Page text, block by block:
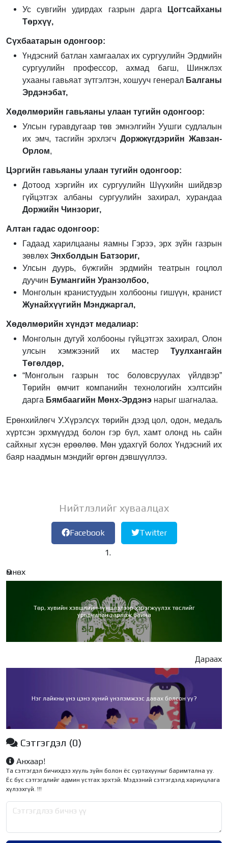
Ус сувгийн удирдах газрын дарга
Цогтсайханы
Төрхүү,
Сүхбаатарын одонгоор:
Үндэсний батлан хамгаалах их сургуулийн Эрдмийн
сургуулийн профессор, ахмад багш, Шинжлэх
ухааны гавьяат зүтгэлтэн, хошууч генерал Балганы
Эрдэнэбат,
Хөдөлмөрийн гавьяаны улаан тугийн одонгоор:
Улсын гуравдугаар төв эмнэлгийн Уушги судлалын
их эмч, тасгийн эрхлэгчДоржжүгдэрийн Жавзан-
Орлом,
Цэргийн гавьяаны улаан тугийн одонгоор:
Дотоод хэргийн их сургуулийн Шүүхийн шийдвэр
гүйцэтгэх албаны сургуулийн захирал, хурандаа
Доржийн Чинзориг,
Алтан гадас одонгоор:
Гадаад харилцааны яамны Гэрээ, эрх зүйн газрын
зөвлөх Энхболдын Батзориг,
Улсын дуурь, бүжгийн эрдмийн театрын гоцлол
дуучин Бумангийн Уранзолбоо,
Монголын кранистуудын холбооны гишүүн, кранист
Жунайхүүгийн Мэнджаргал,
Хөдөлмөрийн хүндэт медалиар:
Монголын дугуй холбооны гүйцэтгэх захирал, Олон
улсын хэмжээний их мастер Туулхангайн
Төгөлдөр,
“Монголын газрын тос боловсруулах үйлдвэр”
Төрийн өмчит компанийн технологийн хэлтсийн
дарга Бямбаагийн Мөнх-Эрдэнэ нарыг шагналаа.
Ерөнхийлөгч У.Хүрэлсүх төрийн дээд цол, одон, медаль
хүртсэн эрхмүүдэд болон гэр бүл, хамт олонд нь сайн
сайхныг хүсэн ерөөлөө. Мөн удахгүй болох Үндэсний их
баяр наадмын мэндийг өргөн дэвшүүллээ.
Нийтлэлийг хуваалцах
Facebook Twitter
Өмнөх
Төр, хувийн хэвшлийн түншлэлээр хэрэгжүүлэх төслийг
урьдчилан зарлаж байна
Дараах
Нэг лайкны үнэ цэнэ хүний үнэлэмжээс давах болсон уу?
Сэтгэгдэл (0)
Анхаар!
Та сэтгэгдэл бичихдээ хууль зүйн болон ёс суртахууныг баримтална уу.
Ёс бус сэтгэгдлийг админ устгах эрхтэй. Мэдээний сэтгэгдэлд хариуцлага
хүлээхгүй. !!!